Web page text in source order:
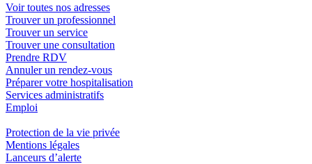
Voir toutes nos adresses
Trouver un professionnel
Trouver un service
Trouver une consultation
Prendre RDV
Annuler un rendez-vous
Préparer votre hospitalisation
Services administratifs
Emploi​
Protection de la vie privée
Mentions légales
Lanceurs d’alerte